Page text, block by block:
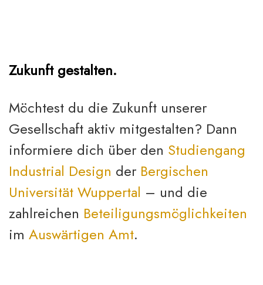
Zukunft gestalten.
Möchtest du die Zukunft unserer
Gesellschaft aktiv mitgestalten? Dann
informiere dich über den Studiengang
Industrial Design der Bergischen
Universität Wuppertal – und die
zahlreichen Beteiligungsmöglichkeiten
im Auswärtigen Amt.